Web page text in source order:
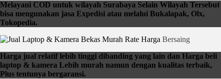
Melayani COD untuk wilayah Surabaya Selain Wilayah Tersebut
bisa mengunakan jasa Expedisi atau melalui Bukalapak, Olx,
Tokopedia.
Rate Harga Bersaing
Harga jual relatif lebih tinggi dibanding yang lain dan Harga beli
laptop & kamera Lebih murah namun dengan kualitas terbaik,
Plus tentunya bergaransi.